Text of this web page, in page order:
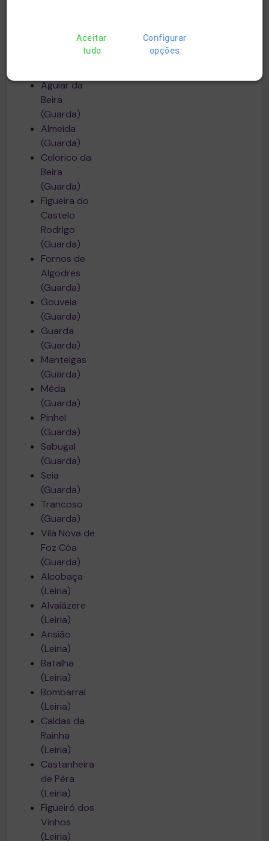
Santa Cruz
da Graciosa
Aguiar da
Beira
(Guarda)
Almeida
(Guarda)
Celorico da
Beira
(Guarda)
Figueira do
Castelo
Rodrigo
(Guarda)
Fornos de
Algodres
(Guarda)
Gouveia
(Guarda)
Guarda
(Guarda)
Manteigas
(Guarda)
Mêda
(Guarda)
Pinhel
(Guarda)
Sabugal
(Guarda)
Seia
(Guarda)
Trancoso
(Guarda)
Vila Nova de
Foz Côa
(Guarda)
Alcobaça
(Leiria)
Alvaiázere
(Leiria)
Ansião
(Leiria)
Batalha
(Leiria)
Bombarral
(Leiria)
Caldas da
Rainha
(Leiria)
Castanheira
de Pêra
(Leiria)
Figueiró dos
Vinhos
(Leiria)
Aceitar
tudo
Configurar
opções